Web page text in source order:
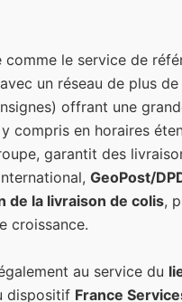
comme le service de
un réseau de plus de
offrant une
compris en horaires
garantit des
GeoPost/
de la livraison de colis,
croissance.
au service du
dispositif France